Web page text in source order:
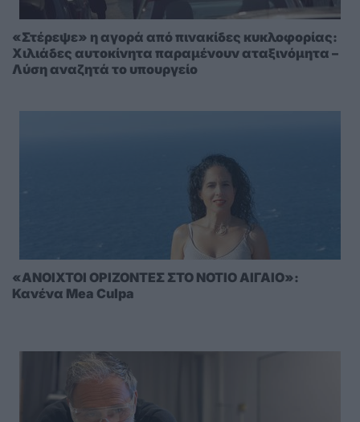
«Στέρεψε» η αγορά από πινακίδες κυκλοφορίας:
Χιλιάδες αυτοκίνητα παραμένουν αταξινόμητα –
Λύση αναζητά το υπουργείο
«ΑΝΟΙΧΤΟΙ ΟΡΙΖΟΝΤΕΣ ΣΤΟ ΝΟΤΙΟ ΑΙΓΑΙΟ»:
Κανένα Mea Culpa